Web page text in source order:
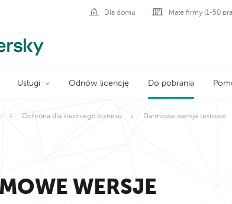
Dla domu Małe firmy (1-50
Usługi Odnów licencję Do pobrania
Ochrona dla średniego biznesu Darmowe wersje testowe
WERSJE